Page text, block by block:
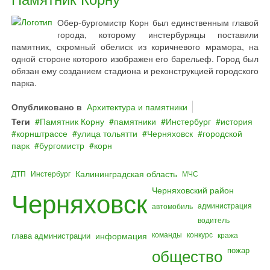
Обер-бургомистр Корн был единственным главой
города, которому инстербуржцы поставили
памятник, скромный обелиск из коричневого мрамора, на
одной стороне которого изображен его барельеф. Город был
обязан ему созданием стадиона и реконструкцией городского
парка.
Опубликовано в Архитектура и памятники
Теги
Памятник Корну памятники Инстербург
история
корнштрассе
улица тольятти Черняховск
городской
парк
бургомистр корн
ДТП Инстербург Калининградская область МЧС
Черняховск Черняховский район
автомобиль администрация
водитель
глава администрации информация команды конкурс кража
общество пожар